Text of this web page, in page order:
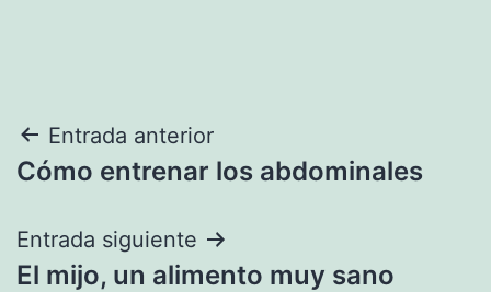
Navegación
de
entradas
Entrada anterior
Cómo entrenar los abdominales
Entrada siguiente
El mijo, un alimento muy sano